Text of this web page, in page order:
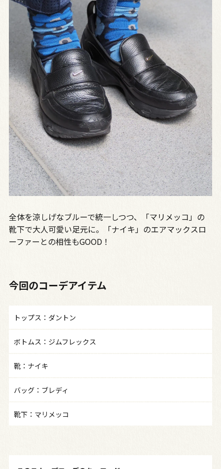
全体を涼しげなブルーで統一しつつ、「マリメッコ」の
靴下で大人可愛い足元に。「ナイキ」のエアマックスロ
ーファーとの相性もGOOD！
今回のコーデアイテム
トップス：ダントン
ボトムス：ジムフレックス
靴：ナイキ
バッグ：ブレディ
靴下：マリメッコ